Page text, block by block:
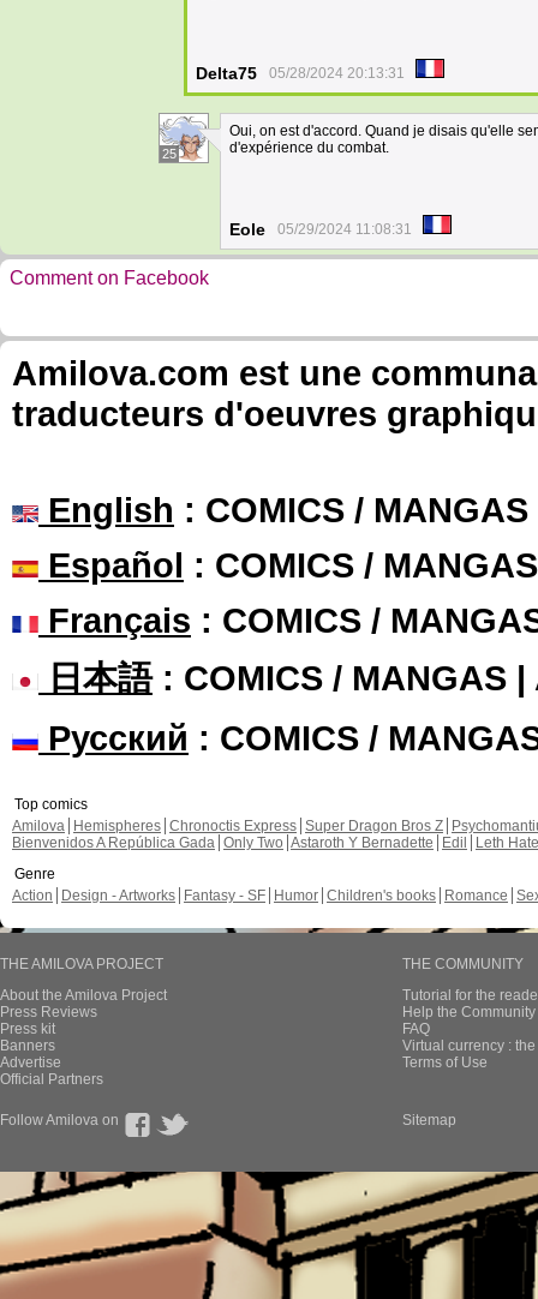
Delta75 05/28/2024 20:13:31
25
Oui, on est d'accord. Quand je disais qu'elle
d'expérience du combat.
Eole 05/29/2024 11:08:31
Comment on Facebook
Amilova.com est une
traducteurs d'oeuvres
English : COMICS /
Español : COMICS /
Français : COMICS /
日本語: COMICS / MANGAS |
Русский : COMICS /
Top comics
Amilova
Hemispheres Chronoctis Express Super Dragon Bros Z
Bienvenidos A República Gada Only Two Astaroth Y Bernadette Edil
Leth Hate
Genre
Action
Design - Artworks Fantasy - SF Humor Children's books Romance
THE AMILOVA PROJECT
About the Amilova Project
Press Reviews
Press kit
Banners
Advertise
Official Partners
THE COMMUNITY
Tutorial for the
Help the
FAQ
Virtual currency :
Terms of Use
Follow Amilova on Sitemap